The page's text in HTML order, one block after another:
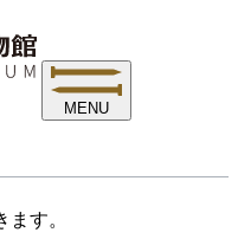
MENU
す。